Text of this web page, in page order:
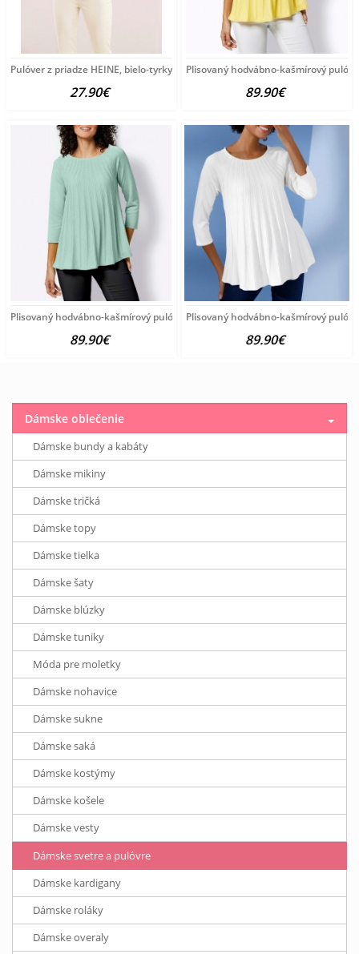
Pulóver z priadze HEINE, bielo-tyrkysový
27.90€
Plisovaný hodvábno-kašmírový
89.90€
Plisovaný hodvábno-kašmírový pulóver vzhľadom Création
89.90€
Plisovaný hodvábno-kašmírový
89.90€
Dámske oblečenie
Dámske bundy a kabáty
Dámske mikiny
Dámske tričká
Dámske topy
Dámske tielka
Dámske šaty
Dámske blúzky
Dámske tuniky
Móda pre moletky
Dámske nohavice
Dámske sukne
Dámske saká
Dámske kostýmy
Dámske košele
Dámske vesty
Dámske svetre a pulóvre
Dámske kardigany
Dámske roláky
Dámske overaly